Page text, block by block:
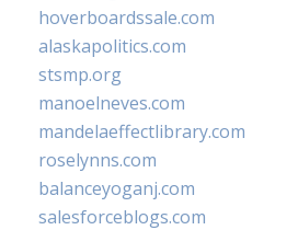
hoverboardssale.com
alaskapolitics.com
stsmp.org
manoelneves.com
mandelaeffectlibrary.com
roselynns.com
balanceyoganj.com
salesforceblogs.com